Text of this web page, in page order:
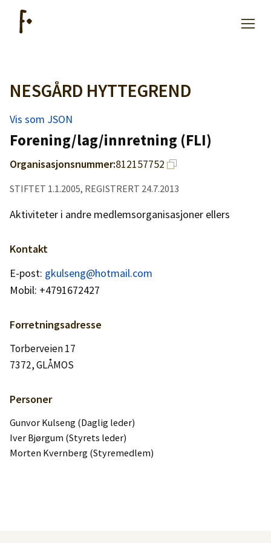
Artikler
Hjelp
Kjøpe lister
Priser
Logg inn
Lag konto
NESGÅRD HYTTEGREND
Vis som JSON
Forening/lag/innretning (FLI)
Organisasjonsnummer:812157752
STIFTET 1.1.2005, REGISTRERT 24.7.2013
Aktiviteter i andre medlemsorganisasjoner ellers
Kontakt
E-post: gkulseng@hotmail.com
Mobil: +4791672427
Forretningsadresse
Torberveien 17
7372, GLÅMOS
Personer
Gunvor Kulseng (Daglig leder)
Iver Bjørgum (Styrets leder)
Morten Kvernberg (Styremedlem)